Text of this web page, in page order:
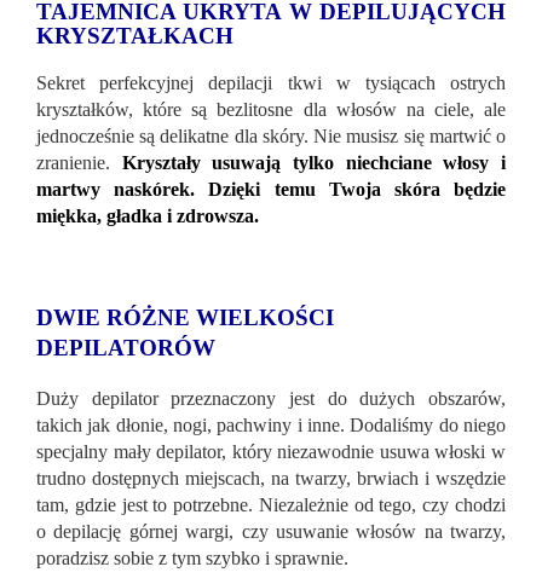
TAJEMNICA UKRYTA W DEPILUJĄCYCH
KRYSZTAŁKACH
Sekret perfekcyjnej depilacji tkwi w tysiącach ostrych
kryształków, które są bezlitosne dla włosów na ciele, ale
jednocześnie są delikatne dla skóry. Nie musisz się martwić o
zranienie. Kryształy usuwają tylko niechciane włosy i
martwy naskórek. Dzięki temu Twoja skóra będzie
miękka, gładka i zdrowsza.
DWIE RÓŻNE WIELKOŚCI
DEPILATORÓW
Duży depilator przeznaczony jest do dużych obszarów,
takich jak dłonie, nogi, pachwiny i inne. Dodaliśmy do niego
specjalny mały depilator, który niezawodnie usuwa włoski w
trudno dostępnych miejscach, na twarzy, brwiach i wszędzie
tam, gdzie jest to potrzebne. Niezależnie od tego, czy chodzi
o depilację górnej wargi, czy usuwanie włosów na twarzy,
poradzisz sobie z tym szybko i sprawnie.